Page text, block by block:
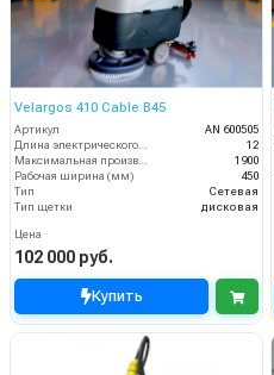
Velargos 410 Cable B45
Артикул
AN 600505
Длина электрического кабеля (м)
12
Максимальная производительность (кв.м/час)
1900
Рабочая ширина (мм)
450
Тип
Сетевая
Тип щетки
дисковая
Цена
102 000 руб.
Купить